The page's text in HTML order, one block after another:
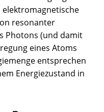
resonanter
Photons (und damit
eines Atoms
entsprechen
Energiezustand in